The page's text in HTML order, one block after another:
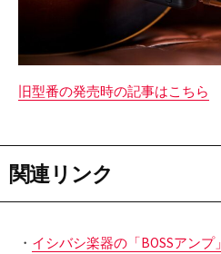
旧型番の発売時の記事はこちら
関連リンク
・ イシバシ楽器の「BOSSアンプ」